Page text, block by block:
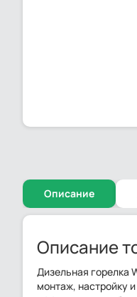
Описание
Описание
Дизельная горелка
монтаж, настройку